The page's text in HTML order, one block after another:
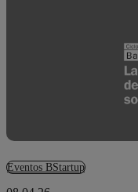
Eventos BStartup